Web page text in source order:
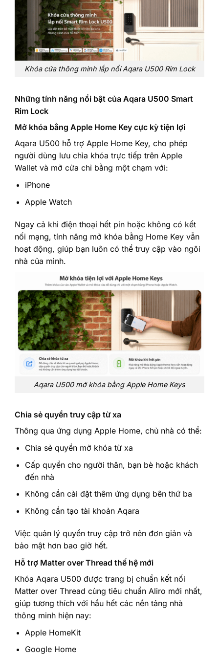
Khóa cửa thông minh lắp nổi Aqara U500 Rim Lock
Những tính năng nổi bật của Aqara U500 Smart
Rim Lock
Mở khóa bằng Apple Home Key cực kỳ tiện lợi
Aqara U500 hỗ trợ Apple Home Key, cho phép
người dùng lưu chìa khóa trực tiếp trên Apple
Wallet và mở cửa chỉ bằng một chạm với:
iPhone
Apple Watch
Ngay cả khi điện thoại hết pin hoặc không có kết
nối mạng, tính năng mở khóa bằng Home Key vẫn
hoạt động, giúp bạn luôn có thể truy cập vào ngôi
nhà của mình.
Aqara U500 mở khóa bằng Apple Home Keys
Chia sẻ quyền truy cập từ xa
Thông qua ứng dụng Apple Home, chủ nhà có thể:
Chia sẻ quyền mở khóa từ xa
Cấp quyền cho người thân, bạn bè hoặc khách
đến nhà
Không cần cài đặt thêm ứng dụng bên thứ ba
Không cần tạo tài khoản Aqara
Việc quản lý quyền truy cập trở nên đơn giản và
bảo mật hơn bao giờ hết.
Hỗ trợ Matter over Thread thế hệ mới
Khóa Aqara U500 được trang bị chuẩn kết nối
Matter over Thread cùng tiêu chuẩn Aliro mới nhất,
giúp tương thích với hầu hết các nền tảng nhà
thông minh hiện nay:
Apple HomeKit
Google Home